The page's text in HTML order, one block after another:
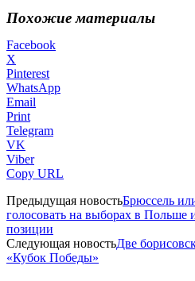
Похожие материалы
Facebook
X
Pinterest
WhatsApp
Email
Print
Telegram
VK
Viber
Copy URL
Предыдущая новостьБрюссель
голосовать на выборах в Польше
позиции
Следующая новостьДве
«Кубок Победы»